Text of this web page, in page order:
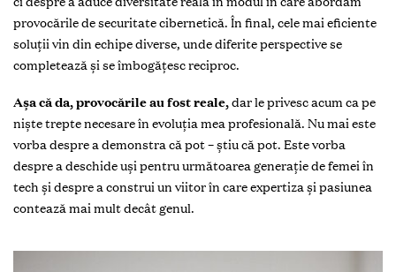
provocările de securitate cibernetică. În final, cele mai eficiente
soluții vin din echipe diverse, unde diferite perspective se
completează și se îmbogățesc reciproc.
Așa că da, provocările au fost reale,dar le privesc acum ca pe
niște trepte necesare în evoluția mea profesională. Nu mai este
vorba despre a demonstra că pot – știu că pot. Este vorba
despre a deschide uși pentru următoarea generație de femei în
tech și despre a construi un viitor în care expertiza și pasiunea
contează mai mult decât genul.